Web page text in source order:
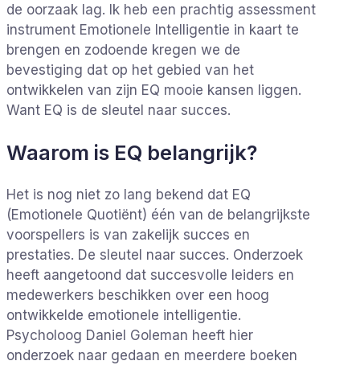
de oorzaak lag. Ik heb een prachtig assessment
instrument Emotionele Intelligentie in kaart te
brengen en zodoende kregen we de
bevestiging dat op het gebied van het
ontwikkelen van zijn EQ mooie kansen liggen.
Want EQ is de sleutel naar succes.
Waarom is EQ belangrijk?
Het is nog niet zo lang bekend dat EQ
(Emotionele Quotiënt) één van de belangrijkste
voorspellers is van zakelijk succes en
prestaties. De sleutel naar succes. Onderzoek
heeft aangetoond dat succesvolle leiders en
medewerkers beschikken over een hoog
ontwikkelde emotionele intelligentie.
Psycholoog Daniel Goleman heeft hier
onderzoek naar gedaan en meerdere boeken